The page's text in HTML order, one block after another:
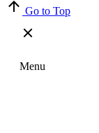
Go to Top
Menu